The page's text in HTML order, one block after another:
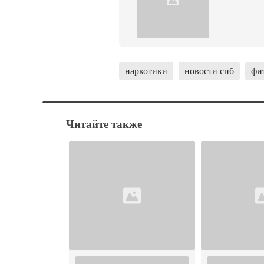
наркотики новости спб
Читайте также